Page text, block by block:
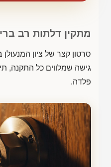
מתקין דלתות רב
סרטון קצר של ציון המנעולן
גישה שמלווים כל התקנה,
פלדה.